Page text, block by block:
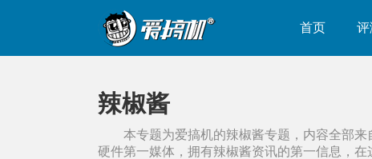
首页 评
辣椒酱
本专题为爱搞机的辣椒酱专题，内容全部来
硬件第一媒体，拥有辣椒酱资讯的第一信息，在